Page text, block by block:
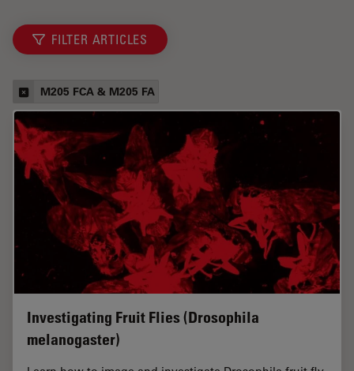
FILTER ARTICLES
M205 FCA & M205 FA
Investigating Fruit Flies (Drosophila
melanogaster)